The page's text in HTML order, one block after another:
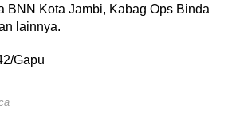
BNN Kota Jambi, Kabag Ops Binda
lainnya.
Gapu